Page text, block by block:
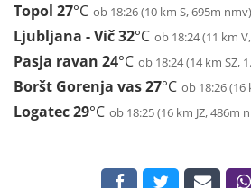
Topol 27°C ob 18:26 (10 km S, 695m nmv)
Ljubljana - Vič32°C ob 18:24 (11 km
Pasja ravan 24°C ob 18:24 (14 km SZ,
Boršt Gorenja vas27°C ob 18:26 (16
Logatec29°C ob 18:25 (16 km JZ, 486m